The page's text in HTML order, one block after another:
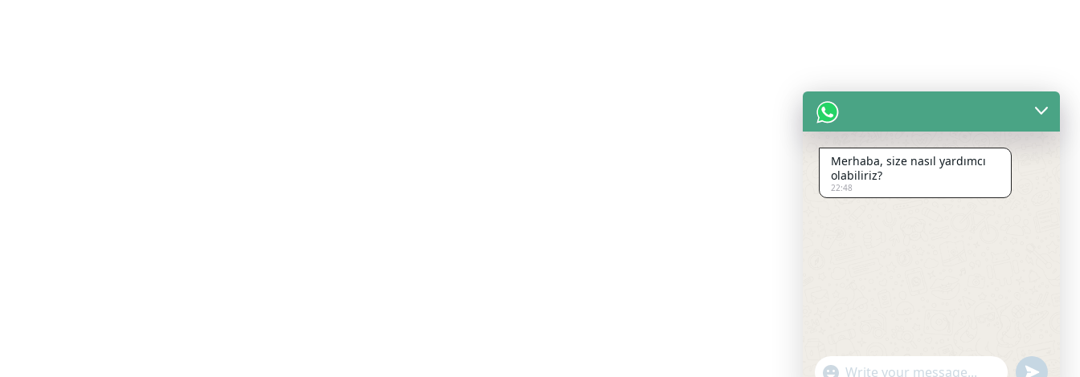
Merhaba, size nasıl yardımcı
olabiliriz?
22:48
"+chaty_settings.lang.emoji_picker+"